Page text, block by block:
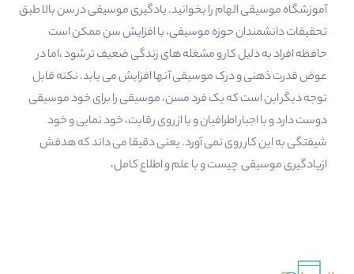
آموزشگاه موسیقی الهام را بخوانید. یادگیری موسیقی در سن بالا طبق
تحقیقات دانشمندان حوزه موسیقی، با افزایش سن ممکن است
حافظه افراد به دلیل کار و مشغله های زندگی ضعیف تر شود ،اما در
عوض قدرت ذهنی و درک موسیقی آنها افزایش می یابد. نکته قابل
توجه دیگر این است که یک فرد مسن، موسیقی را برای خود موسیقی
دوست دارد و با اجبار اطرافیان و یا از روی رقابت، خود نمایی و خود
شیفتگی به این کار روی نمی آورد. یعنی دقیقا می داند که هدفش
ازیادگیری موسیقی چیست و با علم و اطلاع کامل،